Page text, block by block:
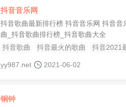
抖音音乐网
抖音歌曲最新排行榜 抖音音乐网 抖音
曲_抖音歌曲排行榜_抖音歌曲大全
抖音歌曲
抖音最火的歌曲 抖音2021
yy987.net 2021-06-02
铜钟